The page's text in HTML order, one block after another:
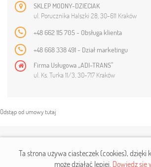
Ta strona używa ciasteczek (cookies), dzięki
może działać lepiej. Dowiedz się
SKLEP MODNY-DZIECIAK
ul. Porucznika Halszki 28, 30-611 Kraków
+48 662 115 705 - Obsługa klienta
+48 668 338 491 - Dział marketingu
Firma Usługowa „ADI-TRANS”
ul. Ks. Turka 11/3, 30-717 Kraków
Odstąp od umowy tutaj